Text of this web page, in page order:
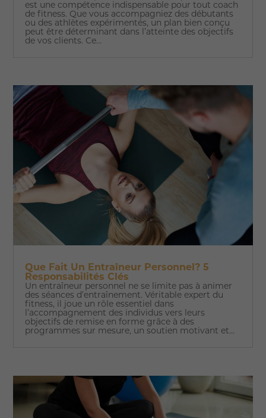
est une compétence indispensable pour tout coach
de fitness. Que vous accompagniez des débutants
ou des athlètes expérimentés, un plan bien conçu
peut être déterminant dans l’atteinte des objectifs
de vos clients. Ce...
Que Fait Un Entraîneur Personnel? 5
Responsabilités Clés
Un entraîneur personnel ne se limite pas à animer
des séances d’entraînement. Véritable expert du
fitness, il joue un rôle essentiel dans
l’accompagnement des individus vers leurs
objectifs de remise en forme grâce à des
programmes sur mesure, un soutien motivant et...